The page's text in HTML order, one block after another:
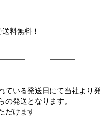
料無料！
いる発送日にて当社より発
発送となります。
だけます